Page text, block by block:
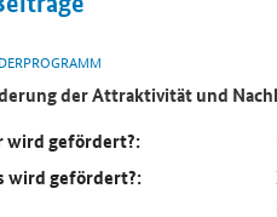
der Attraktivität und
wird gefördert?:
wird gefördert?: